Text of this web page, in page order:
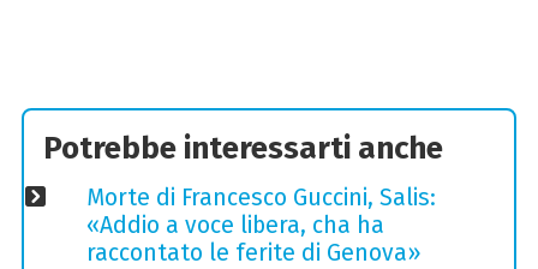
Potrebbe interessarti anche
Morte di Francesco Guccini, Salis:
«Addio a voce libera, cha ha
raccontato le ferite di Genova»